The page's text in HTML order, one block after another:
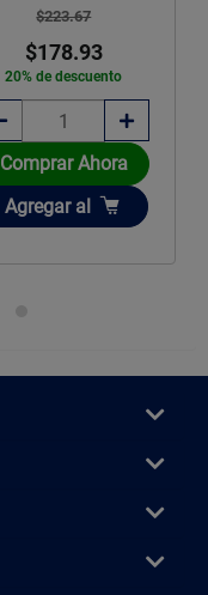
$223.67
$178.93
20% de descuento
Comprar Ahora
Añadir
Agregar al